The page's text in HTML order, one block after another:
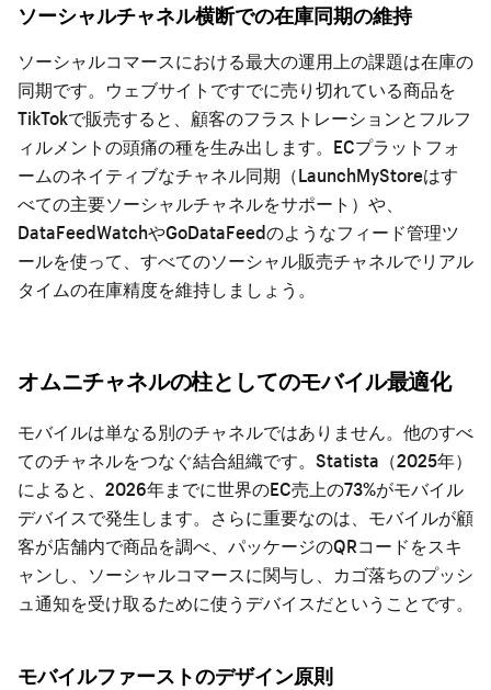
ソーシャルチャネル横断での在庫同期の維持
ソーシャルコマースにおける最大の運用上の課題は在庫の
同期です。ウェブサイトですでに売り切れている商品を
TikTokで販売すると、顧客のフラストレーションとフルフ
ィルメントの頭痛の種を生み出します。ECプラットフォ
ームのネイティブなチャネル同期（LaunchMyStoreはす
べての主要ソーシャルチャネルをサポート）や、
DataFeedWatchやGoDataFeedのようなフィード管理ツ
ールを使って、すべてのソーシャル販売チャネルでリアル
タイムの在庫精度を維持しましょう。
オムニチャネルの柱としてのモバイル最適化
モバイルは単なる別のチャネルではありません。他のすべ
てのチャネルをつなぐ結合組織です。Statista（2025年）
によると、2026年までに世界のEC売上の73%がモバイル
デバイスで発生します。さらに重要なのは、モバイルが顧
客が店舗内で商品を調べ、パッケージのQRコードをスキ
ャンし、ソーシャルコマースに関与し、カゴ落ちのプッシ
ュ通知を受け取るために使うデバイスだということです。
モバイルファーストのデザイン原則